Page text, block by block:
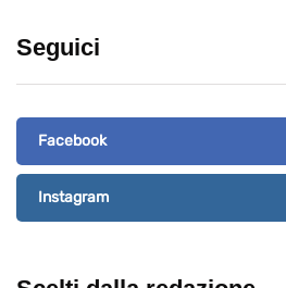
Seguici
Facebook
Instagram